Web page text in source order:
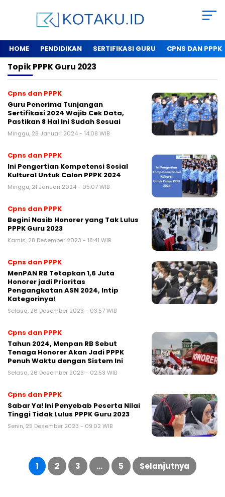
HOME PENDIDIKAN SERTIFIKASI GURU CPNS DAN PPPK
TopikPPPK Guru 2023
Cpns dan PPPK
Guru Penerima Tunjangan
Sertifikasi 2024 Wajib Cek Data,
Pastikan 8 Hal Ini Sudah Sesuai
Minggu, 28 Januari 2024 - 14:08 WIB
Cpns dan PPPK
Ini Pengertian Kompetensi Sosial
Kultural Untuk Calon PPPK 2024
Minggu, 21 Januari 2024 - 05:07 WIB
Cpns dan PPPK
Begini Nasib Honorer yang Tak Lulus
PPPK Guru 2023
Kamis, 28 Desember 2023 - 18:41 WIB
Cpns dan PPPK
MenPAN RB Tetapkan 1,6 Juta
Honorer jadi Prioritas
Pengangkatan ASN 2024, Intip
Kategorinya!
Selasa, 26 Desember 2023 - 03:57 WIB
Cpns dan PPPK
Tahun 2024, Menpan RB Sebut
Tenaga Honorer Akan Jadi PPPK
Penuh Waktu dengan Sistem Ini
Selasa, 26 Desember 2023 - 02:53 WIB
Cpns dan PPPK
Sabar Ya! Ini Penyebab Peserta Nilai
Tinggi Tidak Lulus PPPK Guru 2023
Senin, 25 Desember 2023 - 09:02 WIB
Paginasi
pos
1 2 3 … 5 Selanjutnya